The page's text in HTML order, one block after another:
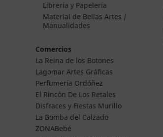
Librería y Papelería
Material de Bellas Artes /
Manualidades
Comercios
La Reina de los Botones
Lagomar Artes Gráficas
Perfumería Ordóñez
El Rincón De Los Retales
Disfraces y Fiestas Murillo
La Bomba del Calzado
ZONABebé